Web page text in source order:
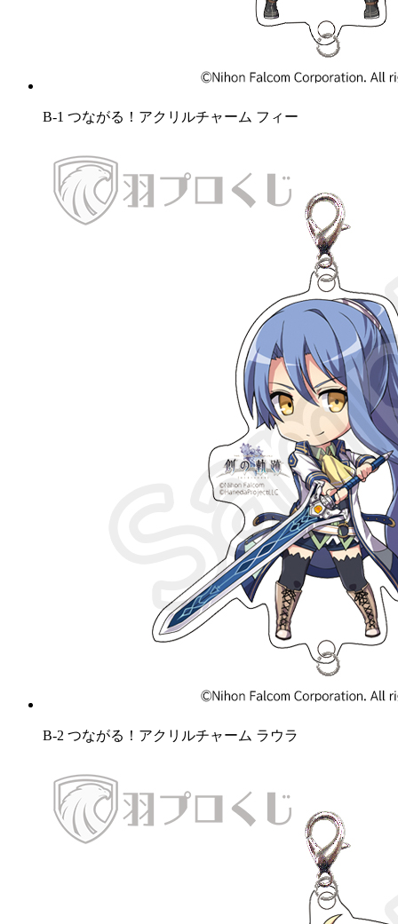
B-1 つながる！アクリルチャーム フィー
B-2 つながる！アクリルチャーム ラウラ